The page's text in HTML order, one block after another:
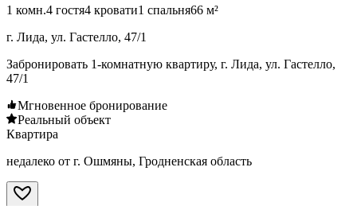
1 комн.4 гостя4 кровати1 спальня66 м²
г. Лида, ул. Гастелло, 47/1
Забронировать 1-комнатную квартиру, г. Лида, ул. Гастелло,
47/1
Мгновенное бронирование
Реальный объект
Квартира
недалеко от г. Ошмяны, Гродненская область